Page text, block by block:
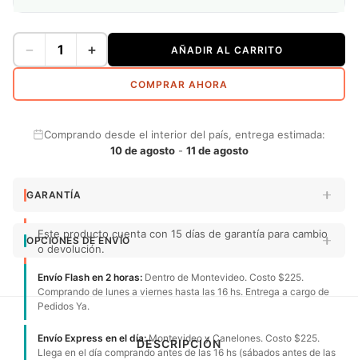
− + AÑADIR AL CARRITO
COMPRAR AHORA
Comprando desde el interior del país, entrega estimada:
10 de agosto- 11 de agosto
GARANTÍA
Este producto cuenta con 15 días de garantía para cambio
o devolución.
OPCIONES DE ENVÍO
Envío Flash en 2 horas: Dentro de Montevideo. Costo $225.
Comprando de lunes a viernes hasta las 16 hs. Entrega a cargo de
Pedidos Ya.
Envío Express en el día:Montevideo y Canelones. Costo $225.
Llega en el día comprando antes de las 16 hs (sábados antes de las
DESCRIPCIÓN